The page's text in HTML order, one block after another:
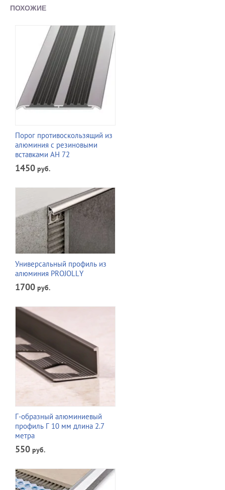
ПОХОЖИЕ
Порог противоскользящий из
алюминия с резиновыми
вставками АН 72
1450 руб.
Универсальный профиль из
алюминия PROJOLLY
1700 руб.
Г-образный алюминиевый
профиль Г 10 мм длина 2.7
метра
550 руб.